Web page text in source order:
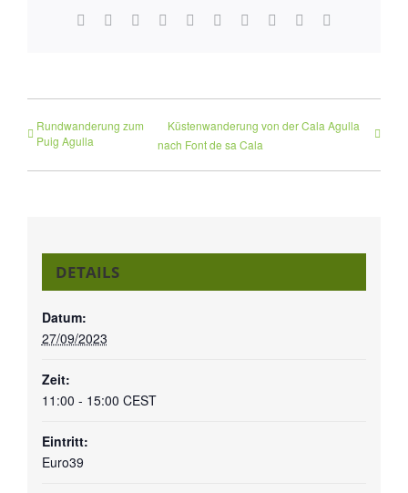
Facebook
TwitterReddit LinkedInWhatsApp
TumblrPinterest Xing
Rundwanderung zum
Puig Agulla
Küstenwanderung von der Cala Agulla
nach Font de sa Cala
DETAILS
Datum:
27/09/2023
Zeit:
11:00 - 15:00 CEST
Eintritt:
Euro39